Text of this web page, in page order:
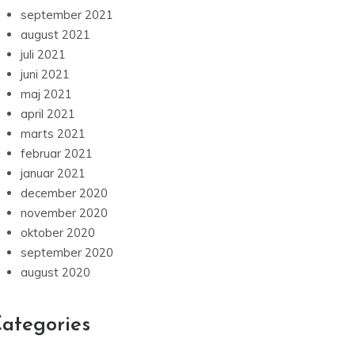
september 2021
august 2021
juli 2021
juni 2021
maj 2021
april 2021
marts 2021
februar 2021
januar 2021
december 2020
november 2020
oktober 2020
september 2020
august 2020